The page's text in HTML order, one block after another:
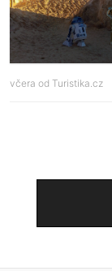
včera od Turistika.cz